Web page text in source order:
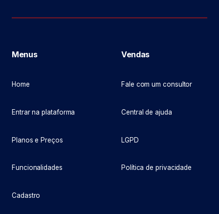
Menus
Home
Entrar na plataforma
Planos e Preços
Funcionalidades
Cadastro
Vendas
Fale com um consultor
Central de ajuda
LGPD
Política de privacidade